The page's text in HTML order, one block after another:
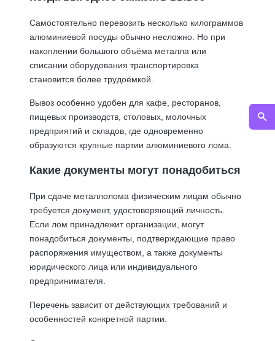
Самостоятельно перевозить несколько килограммов
алюминиевой посуды обычно несложно. Но при
накоплении большого объёма металла или
списании оборудования транспортировка
становится более трудоёмкой.
Вывоз особенно удобен для кафе, ресторанов,
пищевых производств, столовых, молочных
предприятий и складов, где одновременно
образуются крупные партии алюминиевого лома.
Какие документы могут понадобиться
При сдаче металлолома физическим лицам обычно
требуется документ, удостоверяющий личность.
Если лом принадлежит организации, могут
понадобиться документы, подтверждающие право
распоряжения имуществом, а также документы
юридического лица или индивидуального
предпринимателя.
Перечень зависит от действующих требований и
особенностей конкретной партии.